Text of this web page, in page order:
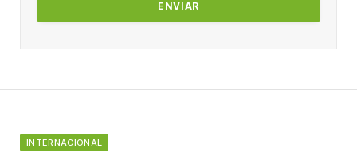
INTERNACIONAL